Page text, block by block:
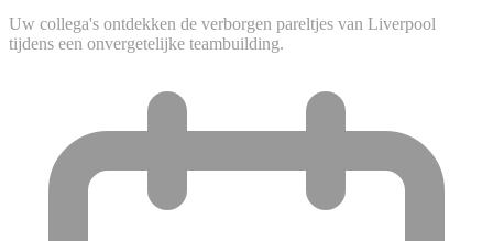
Uw collega's ontdekken de verborgen pareltjes van Liverpool
tijdens een onvergetelijke teambuilding.